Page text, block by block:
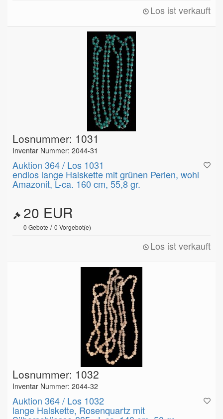
Los ist verkauft
Losnummer: 1031
Inventar Nummer: 2044-31
Auktion 364 / Los 1031
endlos lange Halskette mit grünen Perlen, wohl
Amazonit, L-ca. 160 cm, 55,8 gr.
20 EUR
0 Gebote / 0 Vorgebot(e)
Los ist verkauft
Losnummer: 1032
Inventar Nummer: 2044-32
Auktion 364 / Los 1032
lange Halskette, Rosenquartz mit